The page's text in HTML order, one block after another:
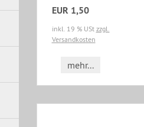
EUR 1,50
inkl. 19 % USt zzgl.
Versandkosten
mehr...